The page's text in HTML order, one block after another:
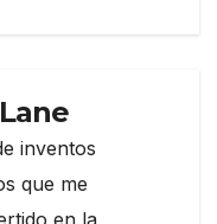
inventos
que me
en la